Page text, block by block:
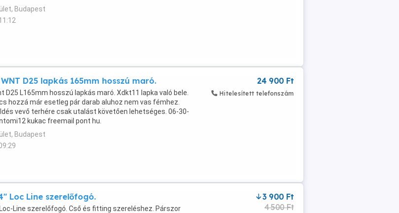
Budapest
D25 lapkás 165mm hosszú maró.
D25 L165mm hosszú lapkás maró. Xdkt11 lapka való bele.
hozzá már esetleg pár darab aluhoz nem vas fémhez.
vevő terhére csak utalást követően lehetséges. 06-30-
kukac freemail pont hu.
Budapest
24 900 Ft
Hitelesített telefonszám
Loc Line szerelőfogó.
Line szerelőfogó. Cső és fitting szereléshez. Párszor
3 900 Ft
4 500 Ft